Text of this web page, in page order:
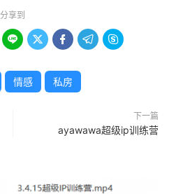
分享到
    
情感 私房
下一篇
ayawawa超级ip训练营